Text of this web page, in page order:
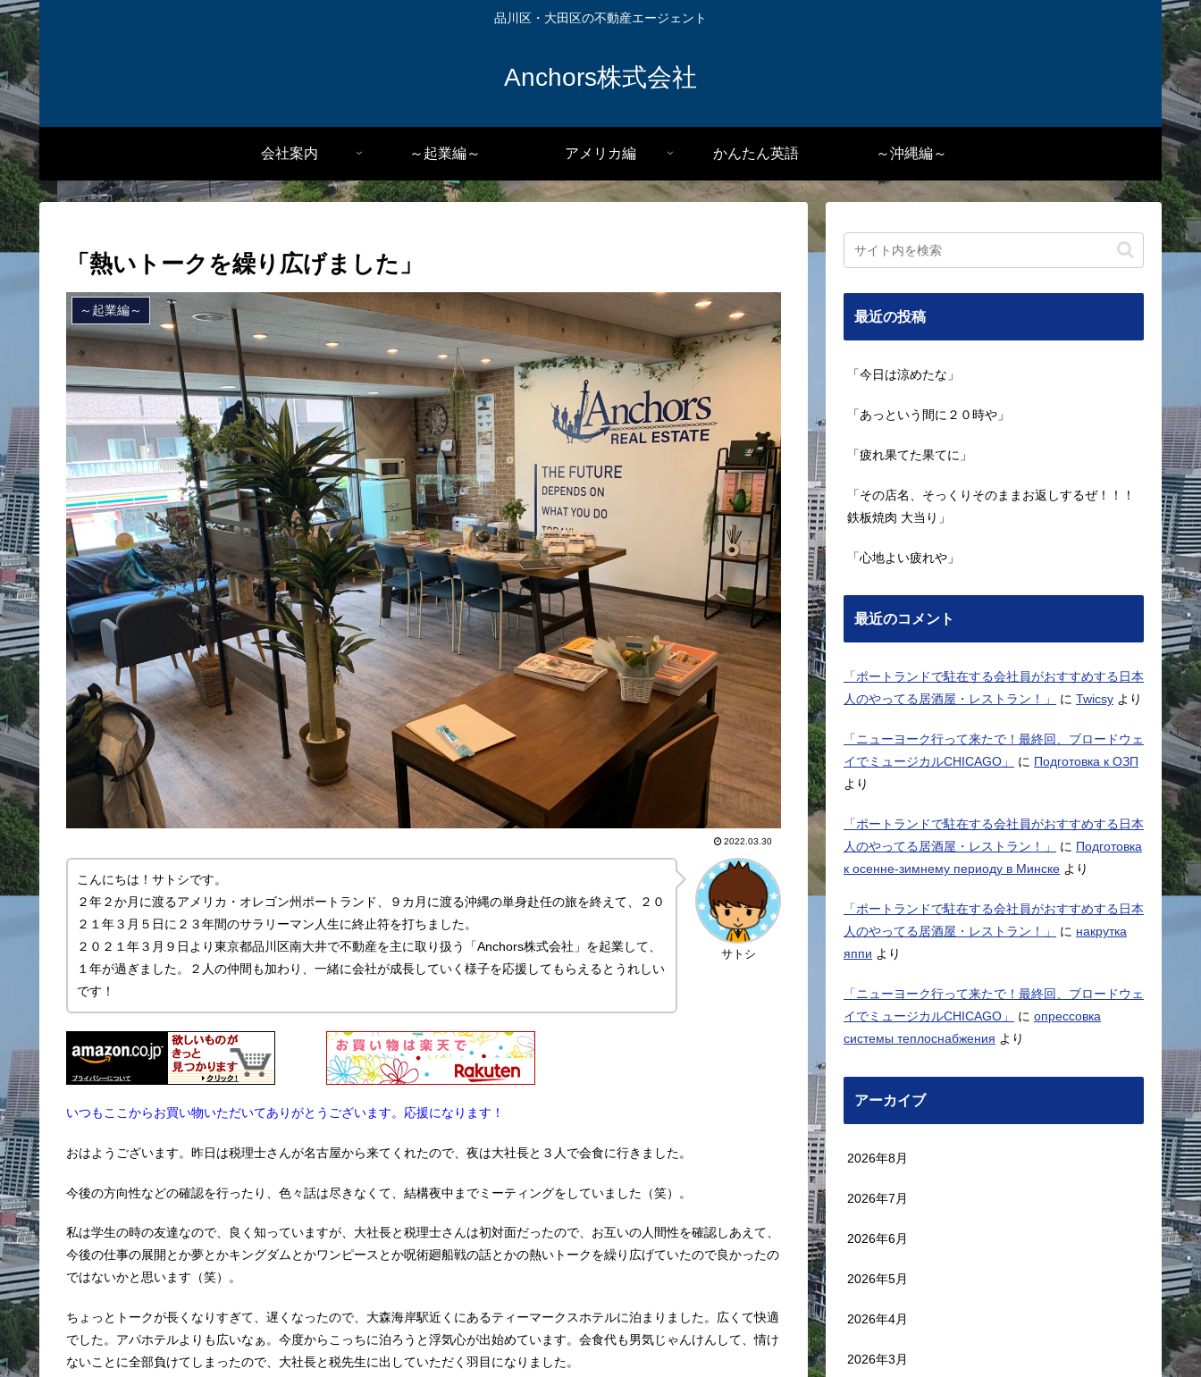
品川区・大田区の不動産エージェント
Anchors株式会社
会社案内 ～起業編～ アメリカ編 かんたん英語 ～沖縄編～
「熱いトークを繰り広げました」
～起業編～
2022.03.30
サトシ
こんにちは！サトシです。
２年２か月に渡るアメリカ・オレゴン州ポートランド、９カ月に渡る沖縄の単身赴任の旅を終えて、２０
２１年３月５日に２３年間のサラリーマン人生に終止符を打ちました。
２０２１年３月９日より東京都品川区南大井で不動産を主に取り扱う「Anchors株式会社」を起業して、
１年が過ぎました。２人の仲間も加わり、一緒に会社が成長していく様子を応援してもらえるとうれしい
です！
いつもここからお買い物いただいてありがとうございます。応援になります！
おはようございます。昨日は税理士さんが名古屋から来てくれたので、夜は大社長と３人で会食に行きました。
今後の方向性などの確認を行ったり、色々話は尽きなくて、結構夜中までミーティングをしていました（笑）。
私は学生の時の友達なので、良く知っていますが、大社長と税理士さんは初対面だったので、お互いの人間性を確認しあえて、
今後の仕事の展開とか夢とかキングダムとかワンピースとか呪術廻船戦の話とかの熱いトークを繰り広げていたので良かったの
ではないかと思います（笑）。
ちょっとトークが長くなりすぎて、遅くなったので、大森海岸駅近くにあるティーマークスホテルに泊まりました。広くて快適
でした。アパホテルよりも広いなぁ。今度からこっちに泊ろうと浮気心が出始めています。会食代も男気じゃんけんして、情け
ないことに全部負けてしまったので、大社長と税先生に出していただく羽目になりました。
最近の投稿
「今日は涼めたな」
「あっという間に２０時や」
「疲れ果てた果てに」
「その店名、そっくりそのままお返しするぜ！！！
鉄板焼肉 大当り」
「心地よい疲れや」
最近のコメント
「ポートランドで駐在する会社員がおすすめする日本
人のやってる居酒屋・レストラン！」
に Twicsy より
「ニューヨーク行って来たで！最終回、ブロードウェ
イでミュージカルCHICAGO」
に Подготовка к ОЗП
より
「ポートランドで駐在する会社員がおすすめする日本
人のやってる居酒屋・レストラン！」
に Подготовка
к осенне-зимнему периоду в Минске より
「ポートランドで駐在する会社員がおすすめする日本
人のやってる居酒屋・レストラン！」
に накрутка
яппи より
「ニューヨーク行って来たで！最終回、ブロードウェ
イでミュージカルCHICAGO」
に опрессовка
системы теплоснабжения より
アーカイブ
2026年8月
2026年7月
2026年6月
2026年5月
2026年4月
2026年3月